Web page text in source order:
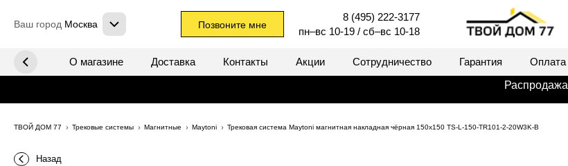
Ваш город Москва Позвоните мне
8 (495) 222-3177
пн–вс 10-19 / сб–вс 10-18
систем О магазине Доставка Контакты Акции Сотрудничество Гарантия Оплата
Распродажа
ТВОЙ ДОМ 77 Трековые системы Магнитные Maytoni Трековая система Maytoni магнитная накладная чёрная 150x150 TS-L-150-TR101-2-20W3K-B
Назад